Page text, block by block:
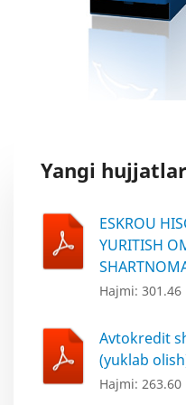
Yangi hujjatlar
ESKROU
YURITISH
Hajmi: 301.46
Avtokredit
(yuklab
Hajmi: 263.60